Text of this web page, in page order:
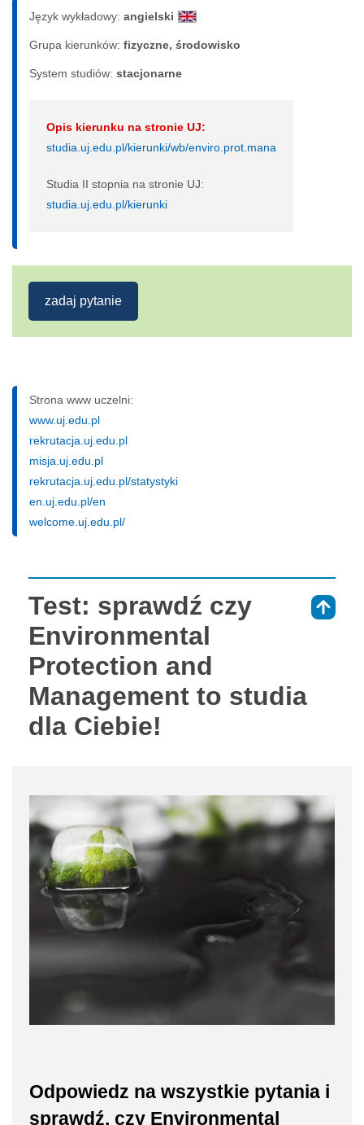
Język wykładowy: angielski
Grupa kierunków: fizyczne, środowisko
System studiów: sta­cjo­nar­ne
Opis kierunku na stronie UJ:
studia.uj.edu.pl/kierunki/wb/enviro.prot.mana
Studia II stopnia na stronie UJ:
studia.uj.edu.pl/kierunki
zadaj pytanie
Strona www uczelni:
www.uj.edu.pl
rekrutacja.uj.edu.pl
misja.uj.edu.pl
rekrutacja.uj.edu.pl/statystyki
en.uj.edu.pl/en
welcome.uj.edu.pl/
Test: sprawdź czy
Environmental
Protection and
Management to studia
dla Ciebie!
Odpowiedz na wszystkie pytania i
sprawdź, czy Environmental